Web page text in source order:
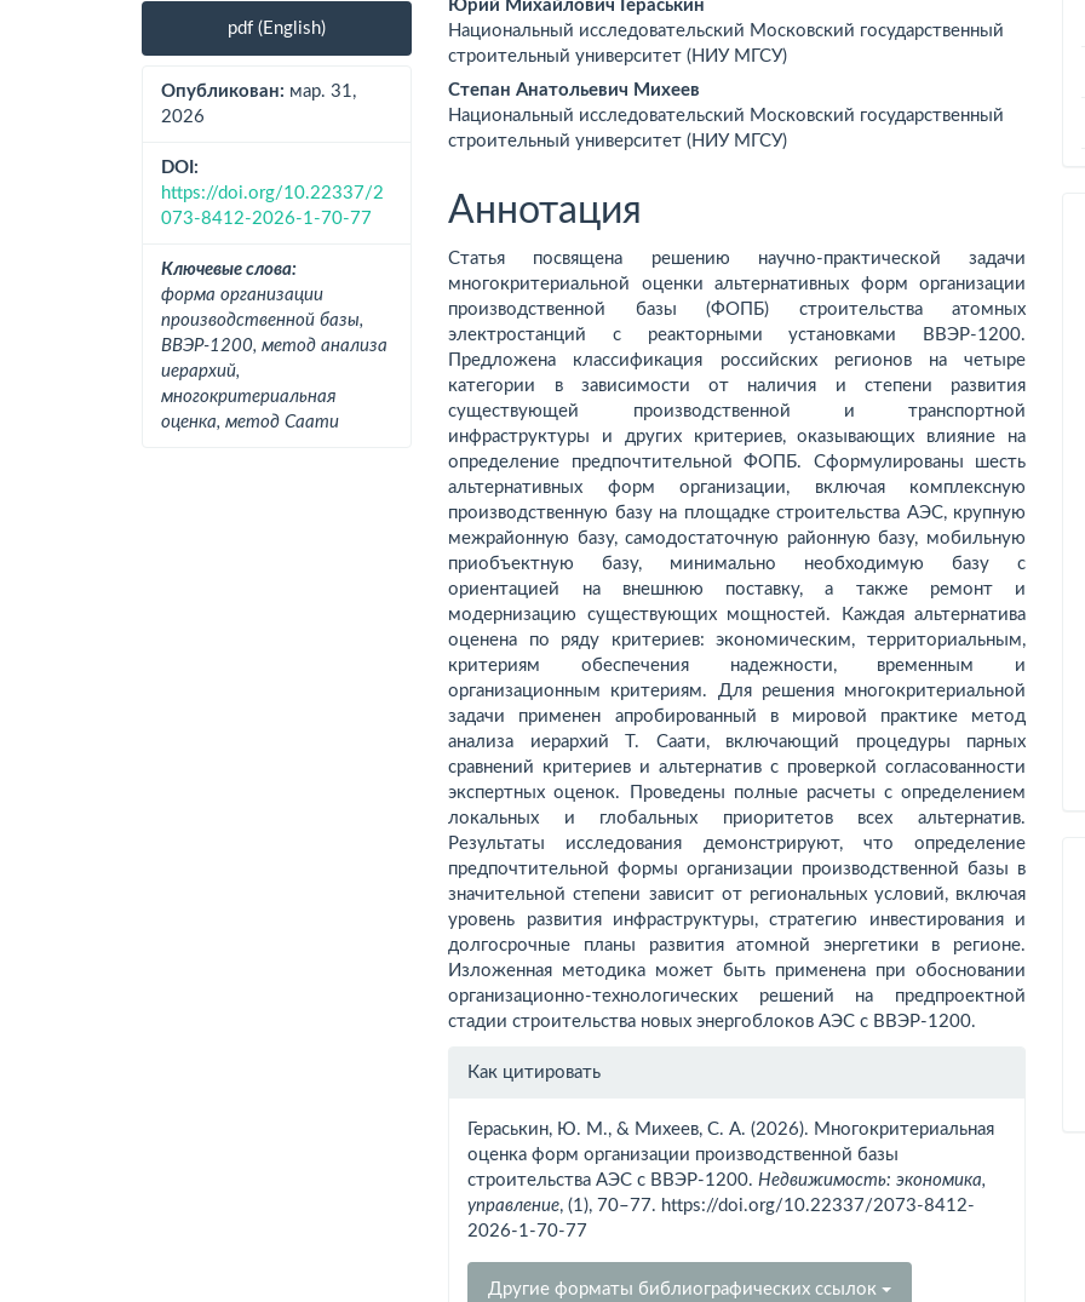
Боковая
панель
статьи
pdf (English)
Опубликован: мар. 31,
2026
DOI:
https://doi.org/10.22337/2
073-8412-2026-1-70-77
Ключевые слова:
форма организации
производственной базы,
ВВЭР-1200, метод анализа
иерархий,
многокритериальная
оценка, метод Саати
Основное
содержимое
статьи
Юрий Михайлович Гераськин
Национальный исследовательский Московский государственный
строительный университет (НИУ МГСУ)
Степан Анатольевич Михеев
Национальный исследовательский Московский государственный
строительный университет (НИУ МГСУ)
Аннотация
Статья посвящена решению научно-практической задачи
многокритериальной оценки альтернативных форм организации
производственной базы (ФОПБ) строительства атомных
электростанций с реакторными установками ВВЭР-1200.
Предложена классификация российских регионов на четыре
категории в зависимости от наличия и степени развития
существующей производственной и транспортной
инфраструктуры и других критериев, оказывающих влияние на
определение предпочтительной ФОПБ. Сформулированы шесть
альтернативных форм организации, включая комплексную
производственную базу на площадке строительства АЭС, крупную
межрайонную базу, само­достаточную районную базу, мобильную
приобъектную базу, минимально необходимую базу с
ориентацией на внешнюю поставку, а также ремонт и
модернизацию существующих мощностей. Каждая альтернатива
оценена по ряду критериев: экономическим, территориальным,
критериям обеспечения надежности, временным и
организационным критериям. Для решения многокритериальной
задачи применен апробированный в мировой практике метод
анализа иерархий Т. Саати, включающий процедуры парных
сравнений критериев и альтернатив с проверкой согласованности
экс­пертных оценок. Проведены полные расчеты с определением
локальных и глобальных приоритетов всех альтернатив.
Результаты исследования демонстрируют, что определение
предпочтительной формы организации производственной базы в
значительной степени зависит от региональных условий, включая
уровень развития инфраструктуры, стратегию инвестирования и
долгосрочные планы развития атомной энергетики в регионе.
Изложенная методика может быть применена при обосновании
организационно-технологических решений на предпроектной
стадии строительства новых энергоблоков АЭС с ВВЭР-1200.
Информация
Как цитировать
Гераськин, Ю. М., & Михеев, С. А. (2026). Многокритериальная
оценка форм организации производственной базы
строительства АЭС с ВВЭР-1200.Недвижимость: экономика,
управление, (1), 70–77. https://doi.org/10.22337/2073-8412-
2026-1-70-77
Другие форматы библиографических ссылок